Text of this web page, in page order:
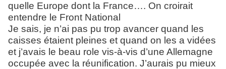
quelle Europe dont la France…. On croirait
entendre le Front National
Je sais, je n’ai pas pu trop avancer quand les
caisses étaient pleines et quand on les a vidées
et j’avais le beau role vis-à-vis d’une Allemagne
occupée avec la réunification. J’aurais pu mieux